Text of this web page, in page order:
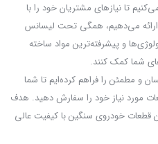
تا نیازهای مشتریان خود را با
می‌دهیم، همگی تحت لیسانس
و پیشرفته‌ترین مواد ساخته
شما کمک کنند.
و مطمئن را فراهم کرده‌ایم تا شما
مورد نیاز خود را سفارش دهید. هدف
قطعات خودروی سنگین با کیفیت عالی